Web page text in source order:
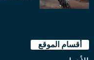
أقسام الموقع